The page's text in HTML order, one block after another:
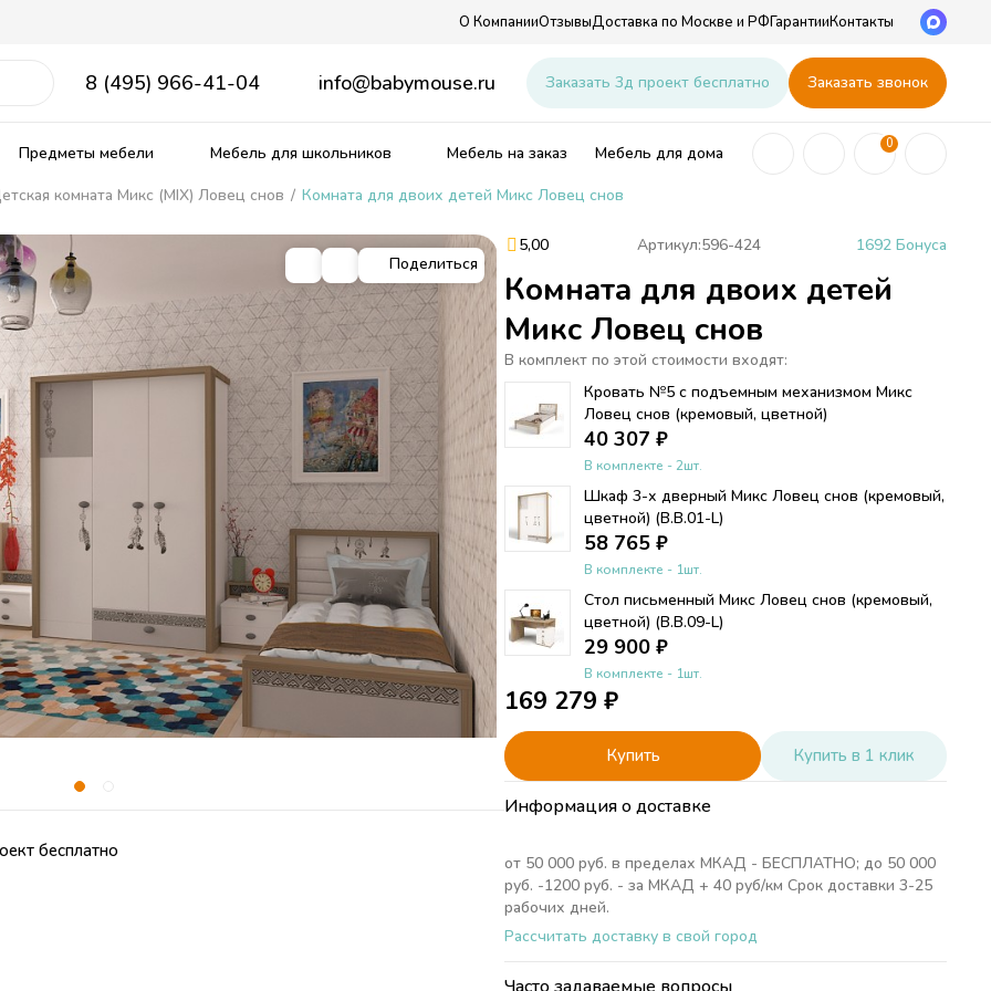
О КомпанииОтзывыДоставка по Москве и РФГарантииКонтакты
8 (495) 966-41-04 info@babymouse.ru Заказать 3д проект бесплатно Заказать звонок
кровати Распродажа мебели
Прованс
Тематические
Комплекты детской мебели
Комнаты из массива
спальным местом
Кровати из массива
Детские диваны
Предметы мебели
столики
Столы и стулья для малышей
Ящики для игрушек
Мебель для школьников
столы
Мебель на заказ Мебель для дома
Матрасы, текстиль
0
комната Микс (MIX) Ловец снов / Комната для двоих детей Микс Ловец снов
Поделиться
бесплатно
5,00 Артикул:596-424 1692 Бонуса
Комната для двоих детей
Микс Ловец снов
В комплект по этой стоимости входят:
Кровать №5 с подъемным механизмом Микс
Ловец снов (кремовый, цветной)
40 307 ₽
В комплекте - 2шт.
Шкаф 3-х дверный Микс Ловец снов (кремовый,
цветной) (B.B.01-L)
58 765 ₽
В комплекте - 1шт.
Стол письменный Микс Ловец снов (кремовый,
цветной) (B.B.09-L)
29 900 ₽
В комплекте - 1шт.
169 279 ₽
Купить Купить в 1 клик
Информация о доставке
от 50 000 руб. в пределах МКАД - БЕСПЛАТНО; до 50 000
руб. -1200 руб. - за МКАД + 40 руб/км Срок доставки 3-25
рабочих дней.
Рассчитать доставку в свой город